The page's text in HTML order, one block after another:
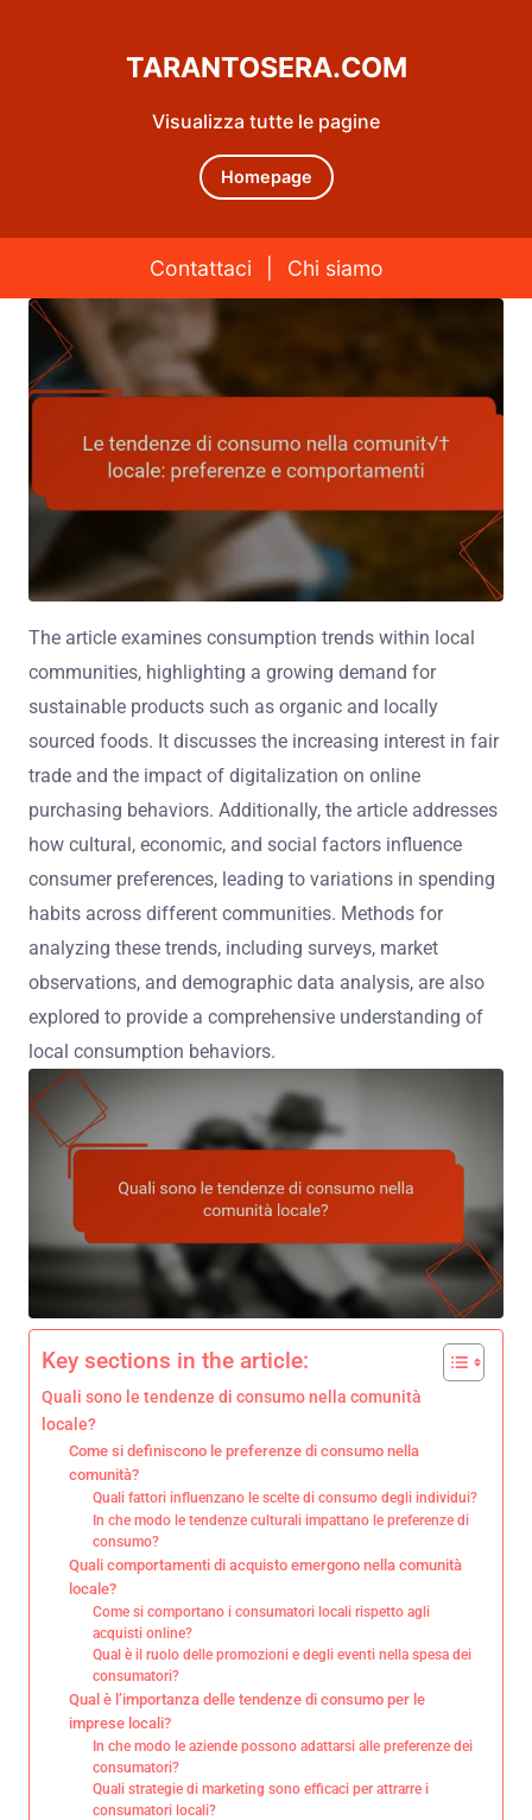
Visualizza tutte le pagine
TARANTOSERA.COM
Homepage
Contattaci Chi siamo
Skip to content
The article examines consumption trends within local
communities, highlighting a growing demand for
sustainable products such as organic and locally
sourced foods. It discusses the increasing interest in fair
trade and the impact of digitalization on online
purchasing behaviors. Additionally, the article addresses
how cultural, economic, and social factors influence
consumer preferences, leading to variations in spending
habits across different communities. Methods for
analyzing these trends, including surveys, market
observations, and demographic data analysis, are also
explored to provide a comprehensive understanding of
local consumption behaviors.
Key sections in the article:
Quali sono le tendenze di consumo nella comunità
locale?
Come si definiscono le preferenze di consumo nella
comunità?
Quali fattori influenzano le scelte di consumo degli individui?
In che modo le tendenze culturali impattano le preferenze di
consumo?
Quali comportamenti di acquisto emergono nella comunità
locale?
Come si comportano i consumatori locali rispetto agli
acquisti online?
Qual è il ruolo delle promozioni e degli eventi nella spesa dei
consumatori?
Qual è l’importanza delle tendenze di consumo per le
imprese locali?
In che modo le aziende possono adattarsi alle preferenze dei
consumatori?
Quali strategie di marketing sono efficaci per attrarre i
consumatori locali?